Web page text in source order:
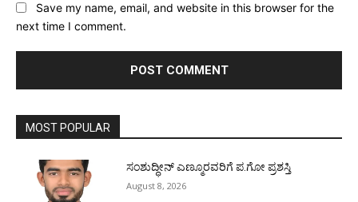
Save my name, email, and website in this browser for the
next time I comment.
MOST POPULAR
ಸಂಶುದ್ಧೀನ್ ಎಣ್ಮೂರವರಿಗೆ ಪ.ಗೋ ಪ್ರಶಸ್ತಿ
August 8, 2026